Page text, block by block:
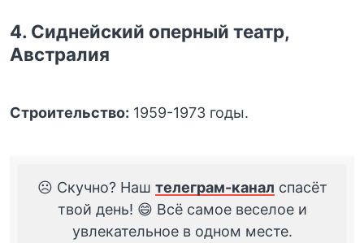
4. Сиднейский оперный театр,
Австралия
Строительство: 1959-1973 годы.
☹️ Скучно? Наш телеграм-канал спасёт
твой день! 😄 Всё самое веселое и
увлекательное в одном месте.